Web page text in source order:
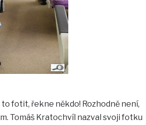
fotit, řekne někdo! Rozhodně není,
Tomáš Kratochvíl nazval svoji fotku